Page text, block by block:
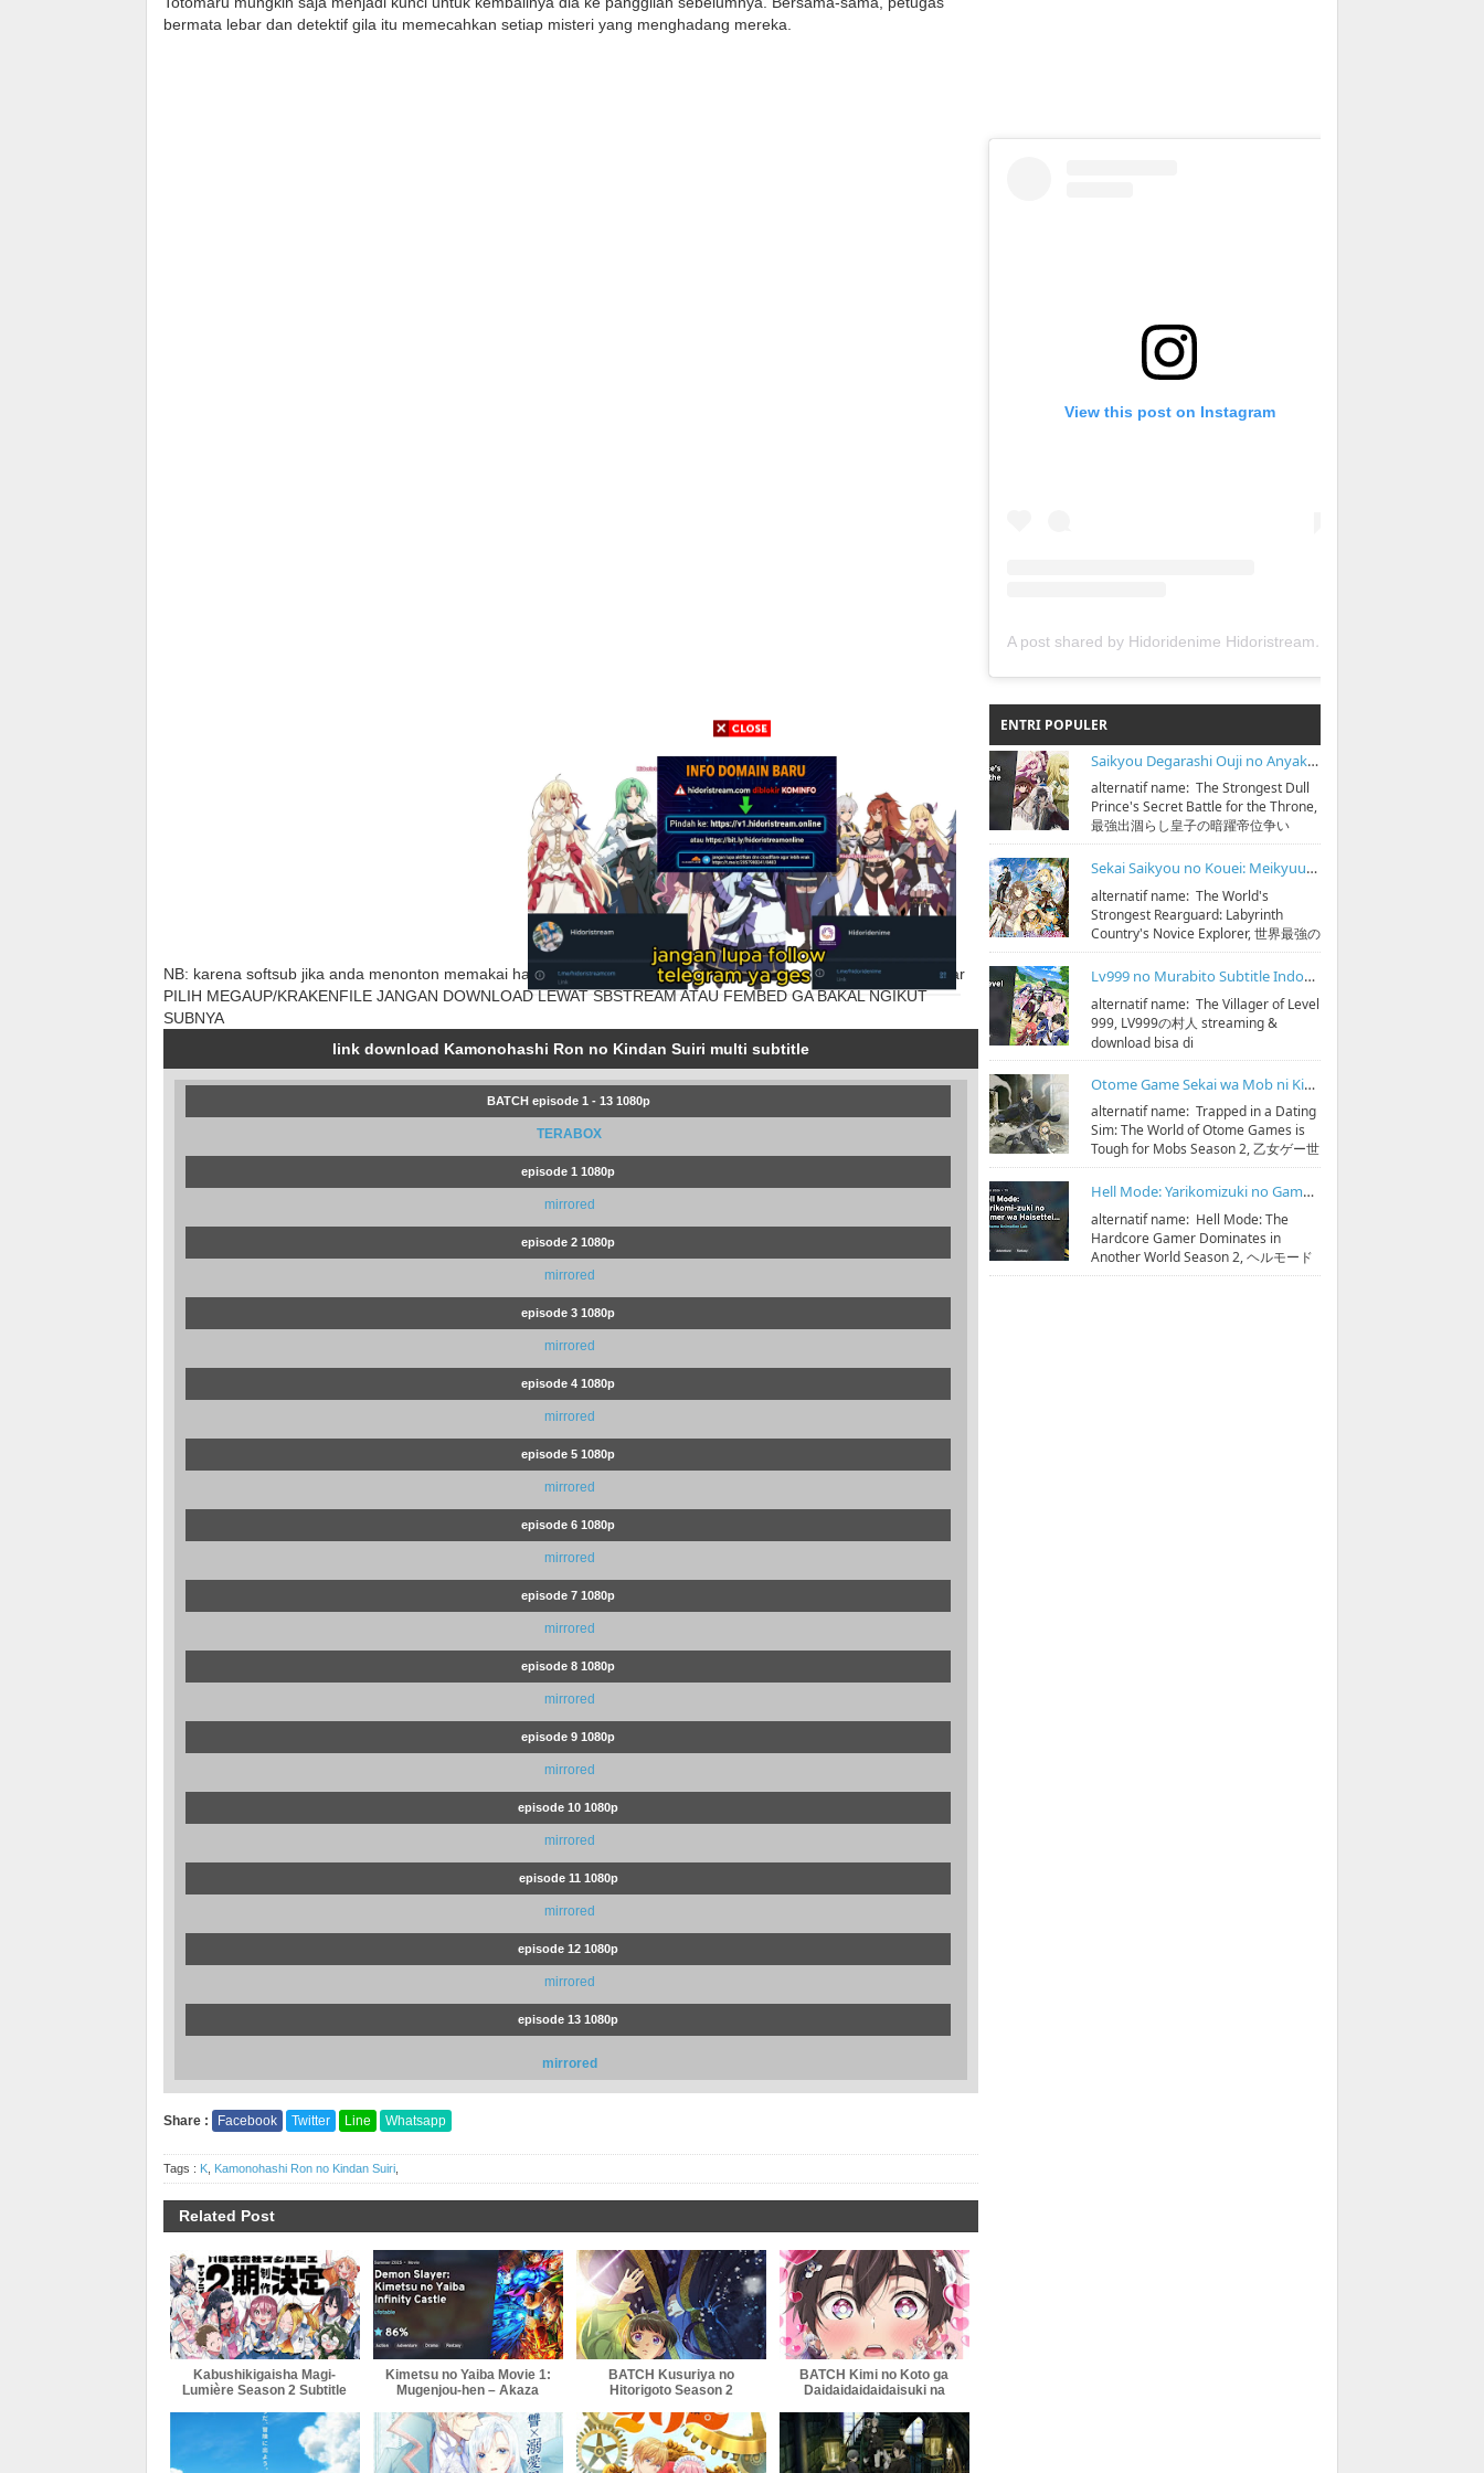
bermata lebar dan detektif gila itu memecahkan setiap misteri yang menghadang mereka.
NB: karena softsub jika anda menonton memakai handphone silahkan download aplikasi mx player untuk memutar
PILIH MEGAUP/KRAKENFILE JANGAN DOWNLOAD LEWAT SBSTREAM ATAU FEMBED GA BAKAL NGIKUT
SUBNYA
link download Kamonohashi Ron no Kindan Suiri multi subtitle
BATCH episode 1 - 13 1080p
TERABOX
episode 1 1080p
mirrored
episode 2 1080p
mirrored
episode 3 1080p
mirrored
episode 4 1080p
mirrored
episode 5 1080p
mirrored
episode 6 1080p
mirrored
episode 7 1080p
mirrored
episode 8 1080p
mirrored
episode 9 1080p
mirrored
episode 10 1080p
mirrored
episode 11 1080p
mirrored
episode 12 1080p
mirrored
episode 13 1080p
mirrored
Share : Facebook Twitter Line Whatsapp
Tags : K Kamonohashi Ron no Kindan Suiri
Related Post
Kabushikigaisha Magi-
Lumière Season 2 Subtitle
Kimetsu no Yaiba Movie 1:
Mugenjou-hen – Akaza
BATCH Kusuriya no
Hitorigoto Season 2
BATCH Kimi no Koto ga
Daidaidaidaidaisuki na
2 Subtitle Indonesia
View this post on Instagram
A post shared by Hidoridenime Hidoristream (@hidoridenime)
ENTRI POPULER
Saikyou Degarashi Ouji no Anyaku Teii Arasoi Subtitle Indonesia
alternatif name: The Strongest Dull
Prince's Secret Battle for the Throne,
最強出涸らし皇子の暗躍帝位争い
streaming & download bisa di
https:...
Sekai Saikyou no Kouei: Meikyuukoku no Shinjin Tansakusha Subtitle Indonesia
alternatif name: The World's
Strongest Rearguard: Labyrinth
Country's Novice Explorer, 世界最強の
後衛 ～迷宮国の新人探索者～
streaming & down...
Lv999 no Murabito Subtitle Indonesia
alternatif name: The Villager of Level
999, LV999の村人 streaming &
download bisa di
https://bit.ly/hidoristreamonline
Sinopsis: D...
Otome Game Sekai wa Mob ni Kibishii Sekai desu Season 2 Subtitle Indonesia
alternatif name: Trapped in a Dating
Sim: The World of Otome Games is
Tough for Mobs Season 2, 乙女ゲー世
界はモブに厳しい世界です 第2期
streaming & do...
Hell Mode: Yarikomizuki no Gamer wa Hai Settei no Isekai de Musou suru Season 2 Subtitle Indonesia
alternatif name: Hell Mode: The
Hardcore Gamer Dominates in
Another World Season 2, ヘルモード
～やり込み好きのゲーマーは廃設定の